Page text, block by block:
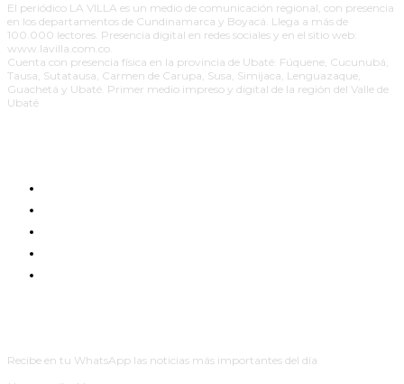
El periódico LA VILLA es un medio de comunicación regional, con presencia
en los departamentos de Cundinamarca y Boyacá. Llega a más de
100.000 lectores. Presencia digital en redes sociales y en el sitio web:
www.lavilla.com.co.
Cuenta con presencia física en la provincia de Ubaté: Fúquene, Cucunubá,
Tausa, Sutatausa, Carmen de Carupa, Susa, Simijaca, Lenguazaque,
Guachetá y Ubaté. Primer medio impreso y digital de la región del Valle de
Ubaté
Recibe en tu WhatsApp las noticias más importantes del día